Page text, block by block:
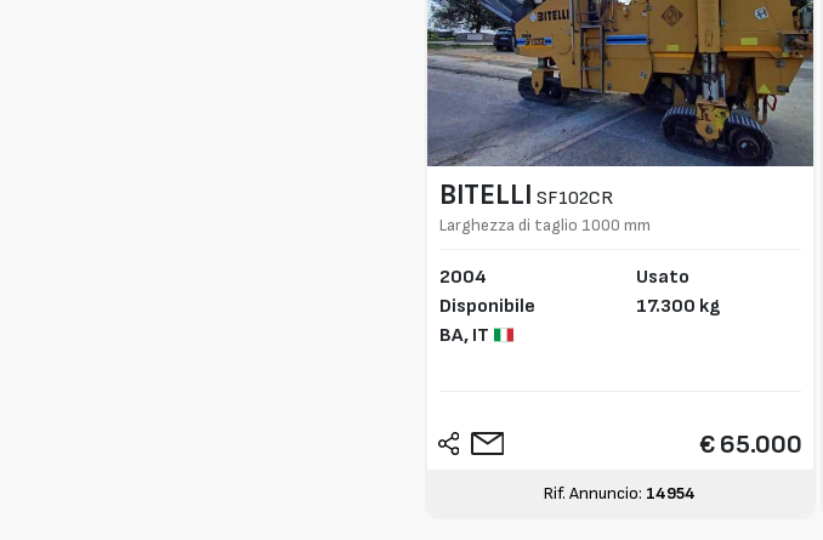
BITELLI SF102CR
Larghezza di taglio 1000 mm
2004
Disponibile
BA,IT
Usato
17.300 kg
€ 65.000
Rif. Annuncio: 14954